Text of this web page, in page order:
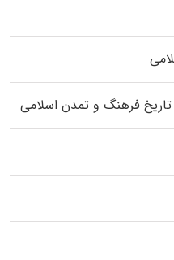
فرهنگ و تمدن اسلامی